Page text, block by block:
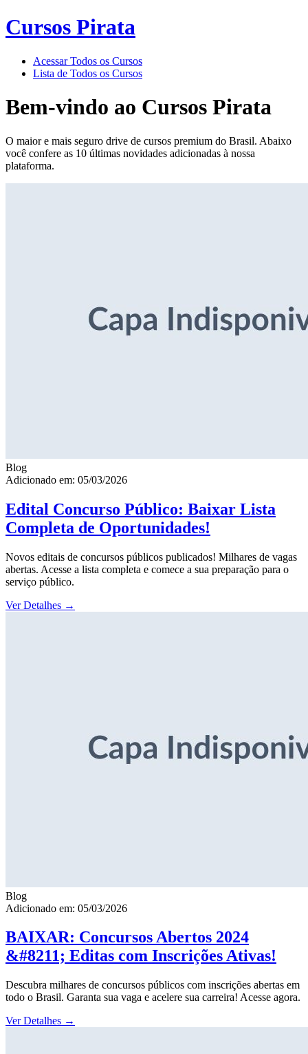
Cursos Pirata
Acessar Todos os Cursos
Lista de Todos os Cursos
Bem-vindo ao Cursos Pirata
O maior e mais seguro drive de cursos premium do Brasil. Abaixo
você confere as 10 últimas novidades adicionadas à nossa
plataforma.
Blog
Adicionado em: 05/03/2026
Edital Concurso Público: Baixar Lista
Completa de Oportunidades!
Novos editais de concursos públicos publicados! Milhares de vagas
abertas. Acesse a lista completa e comece a sua preparação para o
serviço público.
Ver Detalhes →
Blog
Adicionado em: 05/03/2026
BAIXAR: Concursos Abertos 2024
&#8211; Editas com Inscrições Ativas!
Descubra milhares de concursos públicos com inscrições abertas em
todo o Brasil. Garanta sua vaga e acelere sua carreira! Acesse agora.
Ver Detalhes →